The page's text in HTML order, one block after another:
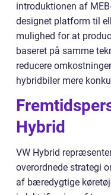
introduktionen af
designet platform til
mulighed for at
baseret på samme
reducere
hybridbiler mere
Hybrid
VW Hybrid
overordnede strategi
af bæredygtige